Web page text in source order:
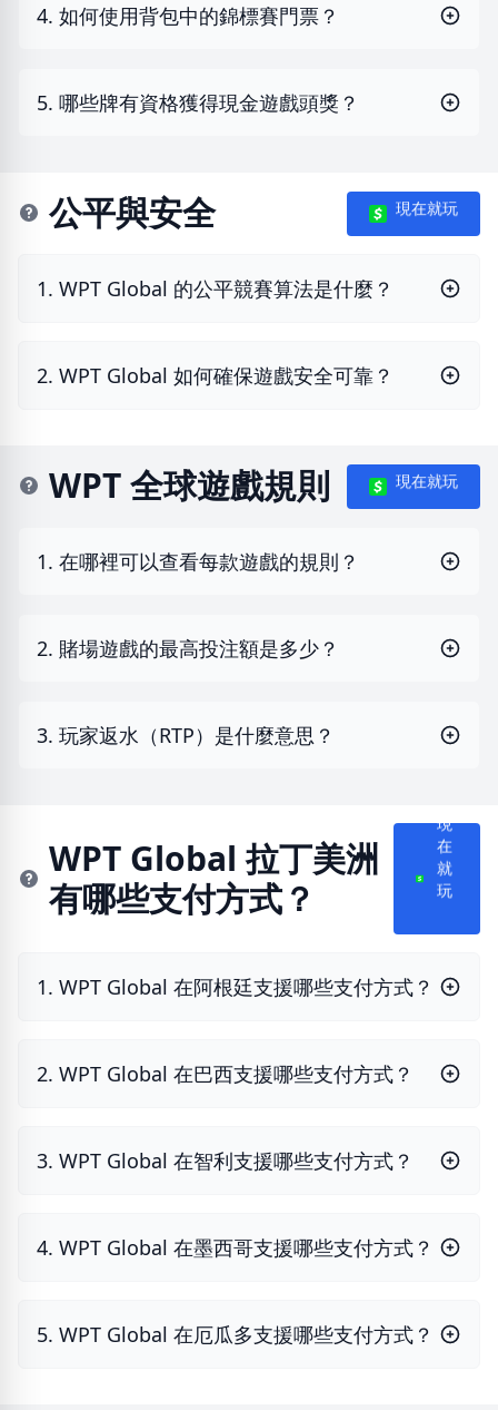
4. 如何使用背包中的錦標賽門票？
5. 哪些牌有資格獲得現金遊戲頭獎？
公平與安全 現在就玩
1. WPT Global 的公平競賽算法是什麼？
2. WPT Global 如何確保遊戲安全可靠？
WPT 全球遊戲規則 現在就玩
1. 在哪裡可以查看每款遊戲的規則？
2. 賭場遊戲的最高投注額是多少？
3. 玩家返水（RTP）是什麼意思？
WPT Global 拉丁美洲
有哪些支付方式？
現
在
就
玩
1. WPT Global 在阿根廷支援哪些支付方式？
2. WPT Global 在巴西支援哪些支付方式？
3. WPT Global 在智利支援哪些支付方式？
4. WPT Global 在墨西哥支援哪些支付方式？
5. WPT Global 在厄瓜多支援哪些支付方式？